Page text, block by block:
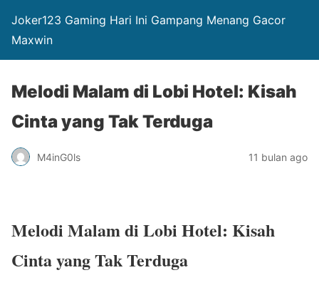
Joker123 Gaming Hari Ini Gampang Menang Gacor
Maxwin
Melodi Malam di Lobi Hotel: Kisah
Cinta yang Tak Terduga
M4inG0ls 11 bulan ago
Melodi Malam di Lobi Hotel: Kisah
Cinta yang Tak Terduga